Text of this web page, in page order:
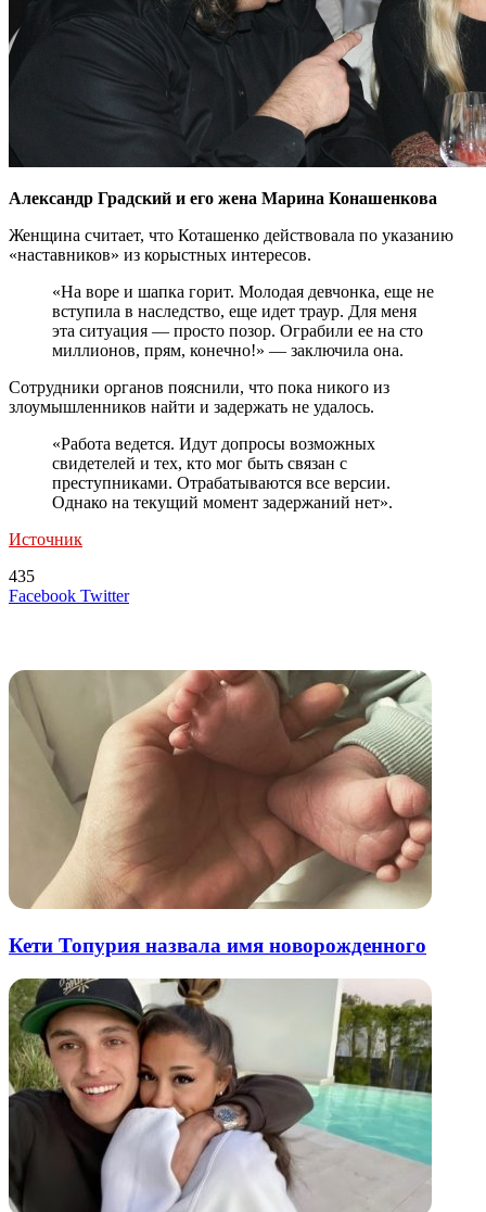
Александр Градский и его жена Марина Конашенкова
Женщина считает, что Коташенко действовала по указанию
«наставников» из корыстных интересов.
«На воре и шапка горит. Молодая девчонка, еще не
вступила в наследство, еще идет траур. Для меня
эта ситуация — просто позор. Ограбили ее на сто
миллионов, прям, конечно!» — заключила она.
Сотрудники органов пояснили, что пока никого из
злоумышленников найти и задержать не удалось.
«Работа ведется. Идут допросы возможных
свидетелей и тех, кто мог быть связан с
преступниками. Отрабатываются все версии.
Однако на текущий момент задержаний нет».
Источник
435
Facebook TwitterLinkedIn
Tumblr
Reddit
Вконтакте
Одноклассники
Skype
Messenger
Messenger
WhatsApp
Telegram
Viber
Line
Поделиться
Печатать
Кети Топурия назвала имя новорожденного